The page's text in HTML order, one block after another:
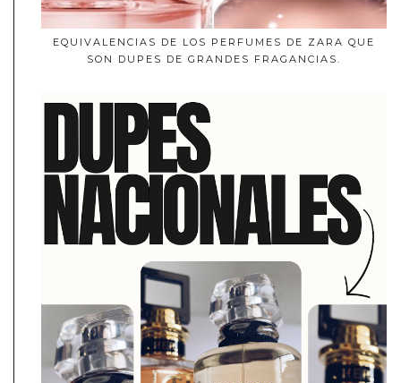
EQUIVALENCIAS DE LOS PERFUMES DE ZARA QUE
SON DUPES DE GRANDES FRAGANCIAS.